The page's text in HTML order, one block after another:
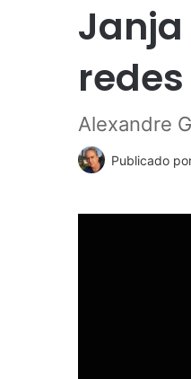
redes
Alexandre
Publicado